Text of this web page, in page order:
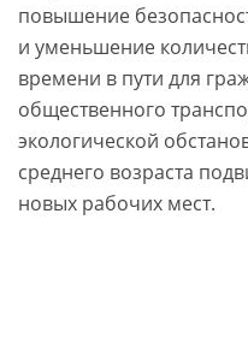
повышение
и уменьшение
времени в пути для
общественного
экологической
среднего возраста
новых рабочих мест.